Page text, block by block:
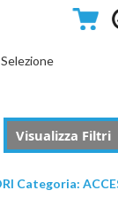
Visualizza Filtri
Categoria: